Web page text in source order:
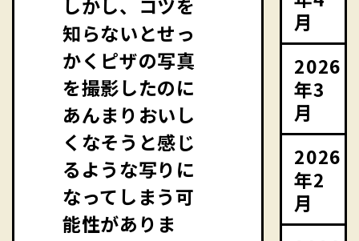
しかし、コツを
知らないとせっ
かくピザの写真
を撮影したのに
あんまりおいし
くなそうと感じ
るような写りに
なってしまう可
能性がありま
月
2026
年3
月
2026
年2
月